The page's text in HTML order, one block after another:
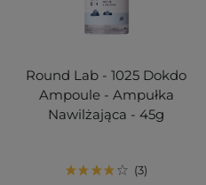
Round Lab - 1025 Dokdo
Ampoule - Ampułka
Nawilżająca - 45g
3